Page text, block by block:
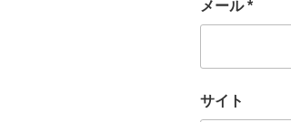
メール*
サイト